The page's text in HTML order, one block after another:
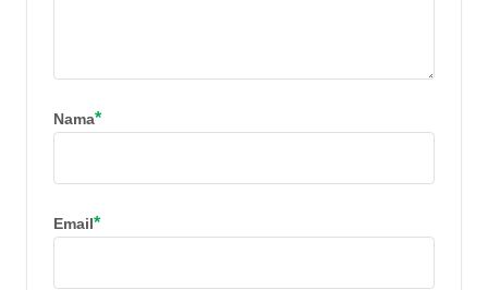
Nama*
Email*